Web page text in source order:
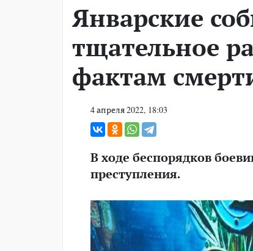
Январские
тщательное
фактам
4 апреля 2022, 18:03
В ходе беспорядков
преступления.